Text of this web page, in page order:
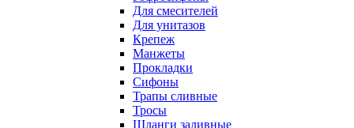
Для смесителей
Для унитазов
Крепеж
Манжеты
Прокладки
Сифоны
Трапы сливные
Тросы
Шланги заливные